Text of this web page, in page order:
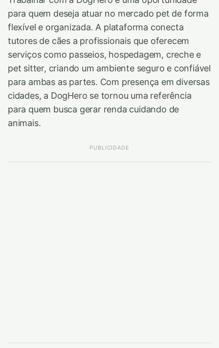
para quem deseja atuar no mercado pet de forma
flexível e organizada. A plataforma conecta
tutores de cães a profissionais que oferecem
serviços como passeios, hospedagem, creche e
pet sitter, criando um ambiente seguro e confiável
para ambas as partes. Com presença em diversas
cidades, a DogHero se tornou uma referência
para quem busca gerar renda cuidando de
animais.
PUBLICIDADE